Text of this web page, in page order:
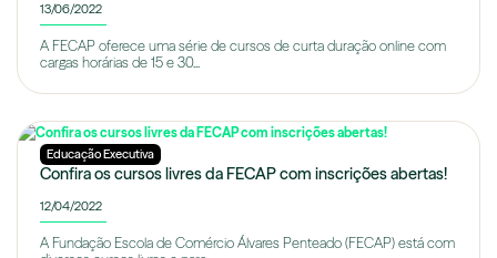
13/06/2022
A FECAP oferece uma série de cursos de curta duração online com
cargas horárias de 15 e 30...
Educação Executiva
Confira os cursos livres da FECAP com inscrições abertas!
12/04/2022
A Fundação Escola de Comércio Álvares Penteado (FECAP) está com